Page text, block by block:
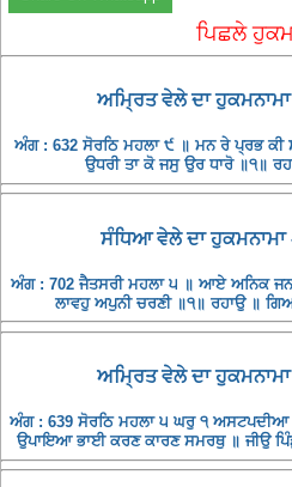
ਪਿਛਲੇ
ਅਮ੍ਰਿਤ ਵੇਲੇ ਦਾ
ਅੰਗ : 632 ਸੋਰਠਿ ਮਹਲਾ ੯ ॥ ਮਨ ਰੇ ਪ੍ਰਭ ਕੀ
ਉਧਰੀ ਤਾ ਕੋ ਜਸੁ ਉਰ ਧਾਰੋ ॥੧॥
ਸੰਧਿਆ ਵੇਲੇ ਦਾ
ਅੰਗ : 702 ਜੈਤਸਰੀ ਮਹਲਾ ੫ ॥ ਆਏ ਅਨਿਕ
ਲਾਵਹੁ ਅਪੁਨੀ ਚਰਣੀ ॥੧॥ ਰਹਾਉ ॥
ਅਮ੍ਰਿਤ ਵੇਲੇ ਦਾ
ਅੰਗ : 639 ਸੋਰਠਿ ਮਹਲਾ ੫ ਘਰੁ ੧ ਅਸਟਪਦੀਆ
ਉਪਾਇਆ ਭਾਈ ਕਰਣ ਕਾਰਣ ਸਮਰਥੁ ॥ ਜੀਉ